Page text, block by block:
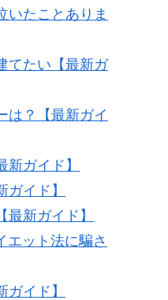
いたことありま
てたい【最新ガ
は？【最新ガイ
ガイド】
イド】
新ガイド】
エット法に騙さ
イド】